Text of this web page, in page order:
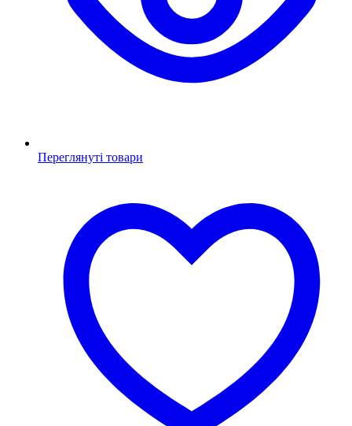
Переглянуті товари